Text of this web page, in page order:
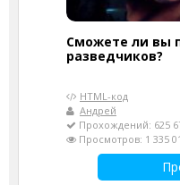
Сможете ли вы
разведчиков?
HTML-код
Андрей
Прохождений: 625
Просмотров: 1 335